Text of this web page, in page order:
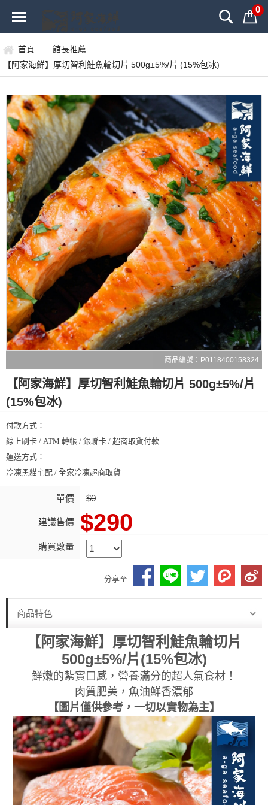
0
首頁 - 館長推薦 -
【阿家海鮮】厚切智利鮭魚輪切片 500g±5%/片 (15%包冰)
商品編號：P0118400158324
【阿家海鮮】厚切智利鮭魚輪切片 500g±5%/片
(15%包冰)
付款方式：
線上刷卡 / ATM 轉帳 / 銀聯卡 / 超商取貨付款
運送方式：
冷凍黑貓宅配 / 全家冷凍超商取貨
單價 $0
建議售價 $290
購買數量
分享至
商品特色
【阿家海鮮】厚切智利鮭魚輪切片
500g±5%/片(15%包冰)
鮮嫩的紮實口感，營養滿分的超人氣食材！
肉質肥美，魚油鮮香濃郁
【圖片僅供參考，一切以實物為主】